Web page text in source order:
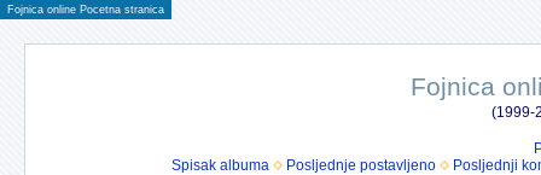
Fojnica online Pocetna stranica
Fojnica
(1999-
Spisak albuma
Posljednje postavljeno Posljednji